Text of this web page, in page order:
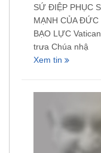
SỨ ĐIỆP PHỤC
MẠNH CỦA ĐỨC
BẠO LỰC
trưa Chúa nhậ
Xem tin